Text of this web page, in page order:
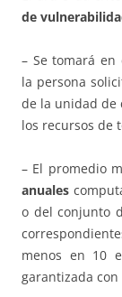
de
– Se tomará en
la persona
de la unidad de
los recursos de
– El promedio
anuales
o del conjunto
menos en 10
garantizada